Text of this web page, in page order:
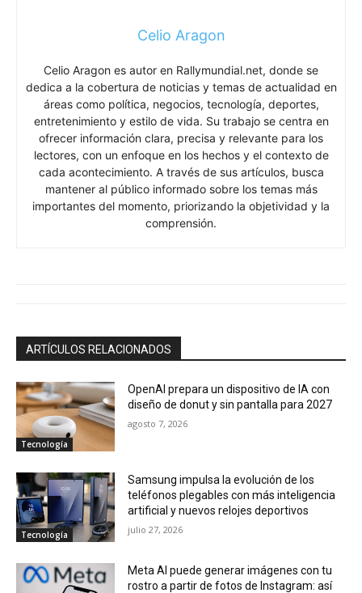
Celio Aragon
Celio Aragon es autor en Rallymundial.net, donde se
dedica a la cobertura de noticias y temas de actualidad en
áreas como política, negocios, tecnología, deportes,
entretenimiento y estilo de vida. Su trabajo se centra en
ofrecer información clara, precisa y relevante para los
lectores, con un enfoque en los hechos y el contexto de
cada acontecimiento. A través de sus artículos, busca
mantener al público informado sobre los temas más
importantes del momento, priorizando la objetividad y la
comprensión.
ARTÍCULOS RELACIONADOS
Tecnología
OpenAI prepara un dispositivo de IA con
diseño de donut y sin pantalla para 2027
agosto 7, 2026
Tecnología
Samsung impulsa la evolución de los
teléfonos plegables con más inteligencia
artificial y nuevos relojes deportivos
julio 27, 2026
Meta AI puede generar imágenes con tu
rostro a partir de fotos de Instagram: así